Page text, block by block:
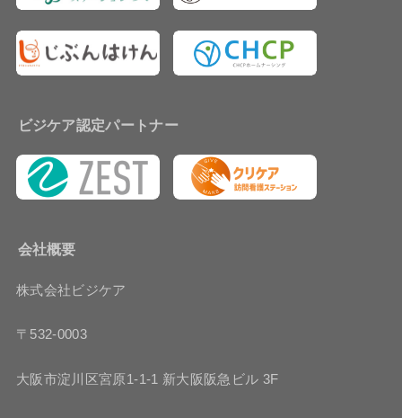
ビジケア認定パートナー
会社概要
株式会社ビジケア
〒532-0003
大阪市淀川区宮原1-1-1 新大阪阪急ビル 3F